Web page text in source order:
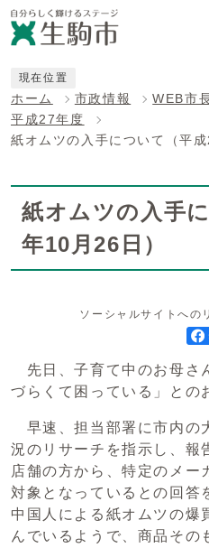
現在位置
ホーム 市政情報 WEB市
平成27年度
紙オムツの入手について（平
紙オムツの入手
年10月26日）
ソーシャルサイトへの
先日、子育て中のお母さ
づらくて困っている」との
早速、担当部署に市内の
況のリサーチを指示し、報
店舗の方から、特定のメー
対象となっているとの回答
中国人による紙オムツの爆
んでいるようで、商品その